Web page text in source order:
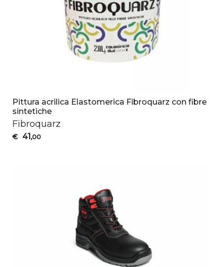
Pittura acrilica Elastomerica Fibroquarz con fibre
sintetiche
Fibroquarz
€ 41,00